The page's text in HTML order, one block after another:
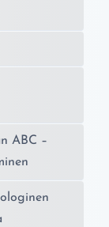
ABC –